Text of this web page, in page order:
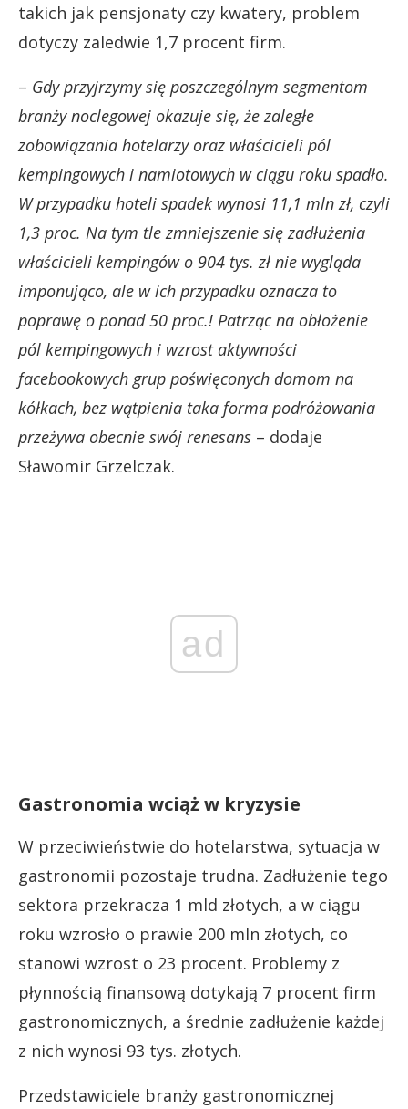
takich jak pensjonaty czy kwatery, problem
dotyczy zaledwie 1,7 procent firm.
– Gdy przyjrzymy się poszczególnym segmentom
branży noclegowej okazuje się, że zaległe
zobowiązania hotelarzy oraz właścicieli pól
kempingowych i namiotowych w ciągu roku spadło.
W przypadku hoteli spadek wynosi 11,1 mln zł, czyli
1,3 proc. Na tym tle zmniejszenie się zadłużenia
właścicieli kempingów o 904 tys. zł nie wygląda
imponująco, ale w ich przypadku oznacza to
poprawę o ponad 50 proc.! Patrząc na obłożenie
pól kempingowych i wzrost aktywności
facebookowych grup poświęconych domom na
kółkach, bez wątpienia taka forma podróżowania
przeżywa obecnie swój renesans – dodaje
Sławomir Grzelczak.
ad
Gastronomia wciąż w kryzysie
W przeciwieństwie do hotelarstwa, sytuacja w
gastronomii pozostaje trudna. Zadłużenie tego
sektora przekracza 1 mld złotych, a w ciągu
roku wzrosło o prawie 200 mln złotych, co
stanowi wzrost o 23 procent. Problemy z
płynnością finansową dotykają 7 procent firm
gastronomicznych, a średnie zadłużenie każdej
z nich wynosi 93 tys. złotych.
Przedstawiciele branży gastronomicznej